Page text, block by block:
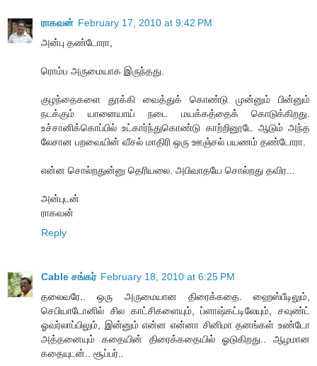
ராகவன் February 17, 2010 at 9:42 PM
அன்பு தண்டோரா,
ரொம்ப அருமையாக இருந்தது.
குழந்தைகளை தூக்கி வைத்துக் கொண்டு முன்னும் பின்னும்
நடக்கும் யானையாய் நடை மயக்கத்தைக் கொடுக்கிறது.
உச்சானிக்கொப்பில் உட்கார்ந்துகொண்டு காற்றினூடே ஆடும் அந்த
லேசான பறவையின் வீசல் மாதிரி ஒரு ஊஞ்சல் பயணம் தண்டோரா.
என்ன சொல்றதுன்னு தெரியலை. அபிவாதயே சொல்றது தவிர...
அன்புடன்
ராகவன்
Reply
Cable சங்கர் February 18, 2010 at 6:25 PM
தலைவரே.. ஒரு அருமையான திரைக்கதை. ஹைஸ்பீடிலும்,
செபியாடோனில் சில காட்சிகளையும், ப்ளாஷ்கட்டிலேயும், சவுண்ட்
ஓவர்லாப்பிலும், இன்னும் என்ன என்னா சினிமா தனங்கள் உண்டோ
அத்தனையும் கதையின் திரைக்கதையில் ஓடுகிறது.. ஆழமான
கதையுடன்.. சூப்பர்..